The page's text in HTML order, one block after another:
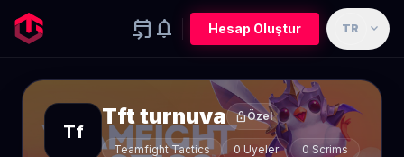
event_upcoming notifications Hesap Oluştur TR expand_more
Tf
Tft turnuva lockÖzel
Teamfight Tactics 0 Üyeler 0 Scrims